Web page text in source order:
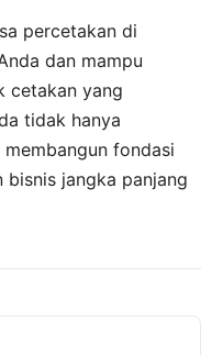
percetakan di
dan mampu
cetakan yang
tidak hanya
fondasi
jangka panjang